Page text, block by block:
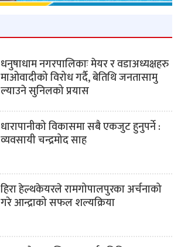
धनुषाधाम नगरपालिकाः मेयर र वडाअध्यक्षहरु
माओवादीको विरोध गर्दै, बेतिथि जनतासामु
ल्याउने सुनिलको प्रयास
धारापानीको विकासमा सबै एकजुट हुनुपर्ने :
व्यवसायी चन्द्रमोद साह
हिरा हेल्थकेयरले रामगोपालपुरका अर्चनाको
गरे आन्द्राको सफल शल्यक्रिया